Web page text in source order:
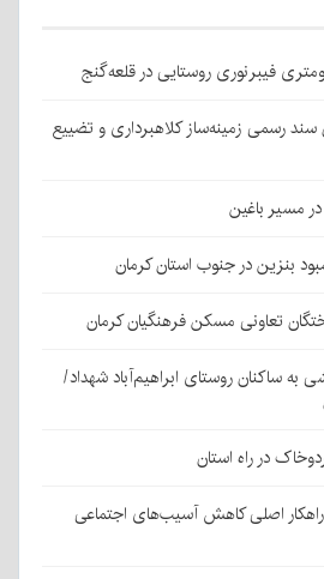
رسمی زمینه‌ساز کلاهبرداری و تضییع
بنزین در جنوب استان کرمان
تعاونی مسکن فرهنگیان کرمان
ساکنان روستای ابراهیم‌آباد شهداد/
در راه استان
اصلی کاهش آسیب‌های اجتماعی